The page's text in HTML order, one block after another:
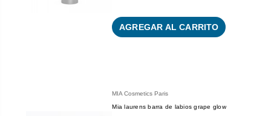
AGREGAR AL CARRITO
MIA Cosmetics Paris
Mia laurens barra de labios grape glow